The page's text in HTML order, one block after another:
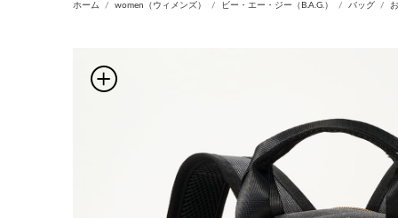
ホーム women（ウィメンズ） ビー・エー・ジー（B.A.G.） バッグ